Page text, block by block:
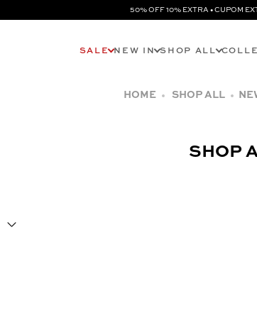
50% OFF 10% EXTRA • CUPOM
SALE NEW IN SHOP ALL
SHOP ALL
SHOP